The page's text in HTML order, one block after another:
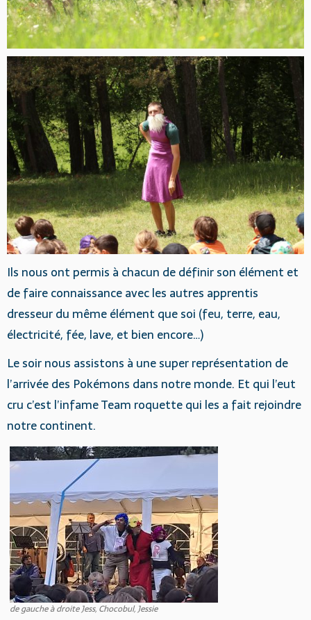
Ils nous ont permis à chacun de définir son élément et
de faire connaissance avec les autres apprentis
dresseur du même élément que soi (feu, terre, eau,
électricité, fée, lave, et bien encore…)
Le soir nous assistons à une super représentation de
l’arrivée des Pokémons dans notre monde. Et qui l’eut
cru c’est l’infame Team roquette qui les a fait rejoindre
notre continent.
de gauche à droite Jess, Chocobul, Jessie